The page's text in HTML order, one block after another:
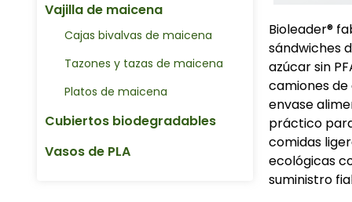
Vajilla de maicena
Cajas bivalvas de maicena
Tazones y tazas de maicena
Platos de maicena
Cubiertos biodegradables
Vasos de PLA
Bioleader®
sándwiches
azúcar sin
camiones
envase
práctico
comidas
ecológicas
suministro